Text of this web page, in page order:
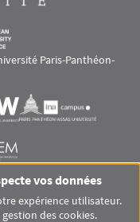
Paris-Panthéon-
Visuel svg
vos données
expérience utilisateur.
des cookies.